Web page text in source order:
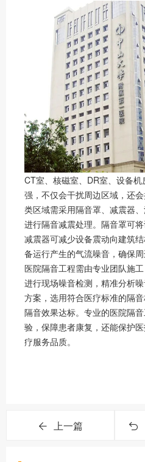
CT室、核磁室、DR室、设备
强，不仅会干扰周边区域，还
类区域需采用隔音罩、减震器
进行隔音减震处理。隔音罩可
减震器可减少设备震动向建筑
备运行产生的气流噪音，确保周
医院隔音工程需由专业团队施
进行现场噪音检测，精准分析
方案，选用符合医疗标准的隔
隔音效果达标。专业的医院隔
验，保障患者康复，还能保护
疗服务品质。
上一篇